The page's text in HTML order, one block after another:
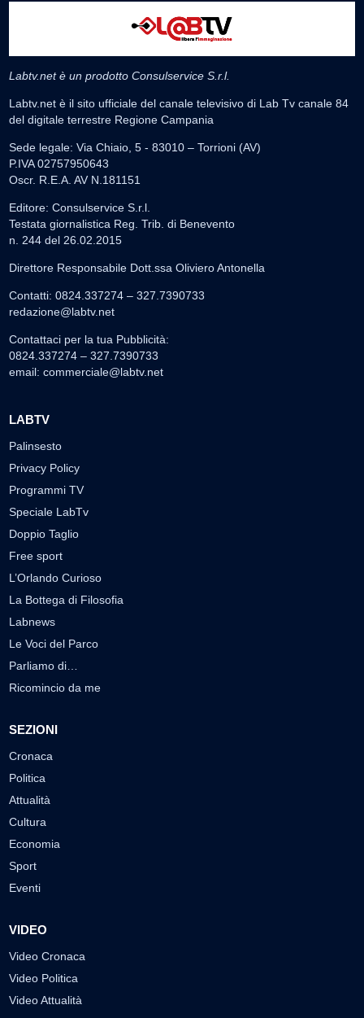
Labtv.net è un prodotto Consulservice S.r.l.
Labtv.net è il sito ufficiale del canale televisivo di Lab Tv canale 84
del digitale terrestre Regione Campania
Sede legale: Via Chiaio, 5 - 83010 – Torrioni (AV)
P.IVA 02757950643
Oscr. R.E.A. AV N.181151
Editore: Consulservice S.r.l.
Testata giornalistica Reg. Trib. di Benevento
n. 244 del 26.02.2015
Direttore Responsabile Dott.ssa Oliviero Antonella
Contatti: 0824.337274 – 327.7390733
redazione@labtv.net
Contattaci per la tua Pubblicità:
0824.337274 – 327.7390733
email: commerciale@labtv.net
LABTV
Palinsesto
Privacy Policy
Programmi TV
Speciale LabTv
Doppio Taglio
Free sport
L’Orlando Curioso
La Bottega di Filosofia
Labnews
Le Voci del Parco
Parliamo di…
Ricomincio da me
SEZIONI
Cronaca
Politica
Attualità
Cultura
Economia
Sport
Eventi
VIDEO
Video Cronaca
Video Politica
Video Attualità